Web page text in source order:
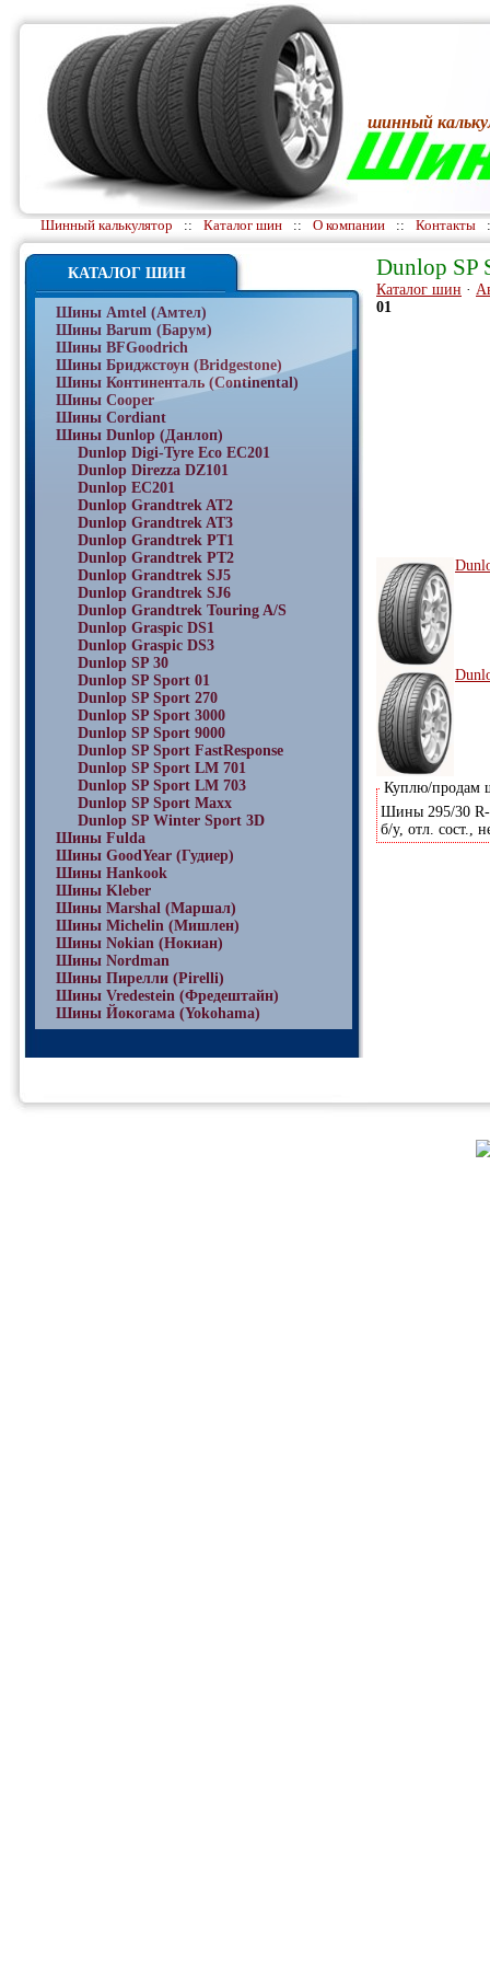
шинный
Шинный калькулятор :: Каталог шин :: О компании :: Контакты
КАТАЛОГ ШИН
Шины Amtel (Амтел)
Шины Barum (Барум)
Шины BFGoodrich
Шины Бриджстоун (Bridgestone)
Шины Континенталь (Continental)
Шины Cooper
Шины Cordiant
Шины Dunlop (Данлоп)
Dunlop Digi-Tyre Eco EC201
Dunlop Direzza DZ101
Dunlop EC201
Dunlop Grandtrek AT2
Dunlop Grandtrek AT3
Dunlop Grandtrek PT1
Dunlop Grandtrek PT2
Dunlop Grandtrek SJ5
Dunlop Grandtrek SJ6
Dunlop Grandtrek Touring A/S
Dunlop Graspic DS1
Dunlop Graspic DS3
Dunlop SP 30
Dunlop SP Sport 01
Dunlop SP Sport 270
Dunlop SP Sport 3000
Dunlop SP Sport 9000
Dunlop SP Sport FastResponse
Dunlop SP Sport LM 701
Dunlop SP Sport LM 703
Dunlop SP Sport Maxx
Dunlop SP Winter Sport 3D
Шины Fulda
Шины GoodYear (Гудиер)
Шины Hankook
Шины Kleber
Шины Marshal (Маршал)
Шины Michelin (Мишлен)
Шины Nokian (Нокиан)
Шины Nordman
Шины Пирелли (Pirelli)
Шины Vredestein (Фредештайн)
Шины Йокогама (Yokohama)
Dunlop SP
Каталог шин ·
01
Куплю/продам
Шины 295/30 R-
б/у, отл. сост.,